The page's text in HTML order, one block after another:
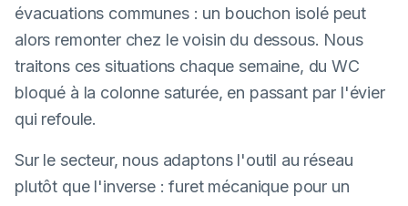
évacuations communes : un bouchon isolé peut
alors remonter chez le voisin du dessous. Nous
traitons ces situations chaque semaine, du WC
bloqué à la colonne saturée, en passant par l'évier
qui refoule.
Sur le secteur, nous adaptons l'outil au réseau
plutôt que l'inverse : furet mécanique pour un